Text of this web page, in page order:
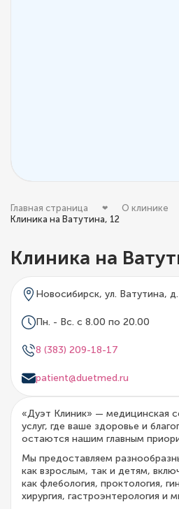
Главная страница О клинике
Клиника на Ватутина, 12
Клиника на
Новосибирск, ул. Ватутина,
Пн. - Вс. с 8.00 по 20.00
8 (383) 209-18-17
patient@duetmed.ru
«Дуэт Клиник» — медицинская
услуг, где ваше здоровье и
остаются нашим главным
Мы предоставляем
как взрослым, так и детям,
как флебология, проктология,
хирургия, гастроэнтерология и